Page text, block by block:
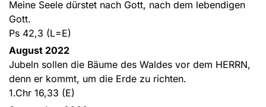
Meine Seele dürstet nach Gott, nach dem lebendigen
Gott.
Ps 42,3 (L=E)
August 2022
Jubeln sollen die Bäume des Waldes vor dem HERRN,
denn er kommt, um die Erde zu richten.
1.Chr 16,33 (E)